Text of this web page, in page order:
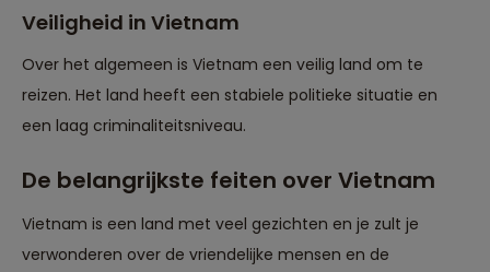
Veiligheid in Vietnam
Over het algemeen is Vietnam een veilig land om te
reizen. Het land heeft een stabiele politieke situatie en
een laag criminaliteitsniveau.
De belangrijkste feiten over Vietnam
Vietnam is een land met veel gezichten en je zult je
verwonderen over de vriendelijke mensen en de